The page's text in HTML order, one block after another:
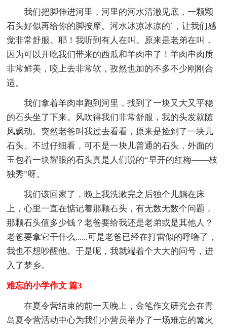
我们把脚伸进河里，河里的河水清澈见底，一颗颗
石头好似再给你的脚按摩。河水冰凉冰凉的`，让我们感
觉非常舒服。耶！我听到有人在叫。原来是老弟在叫，
因为可以开吃我们带来的西瓜和羊肉串了！羊肉串肉质
非常鲜美，咬上去非常软，孜然也加的不多不少刚刚合
适。
我们拿着羊肉串跑到河里，找到了一块又大又平稳
的石头坐了下来。风吹得我们非常舒服，我的头发就随
风飘动。突然老爸叫我过去看看，原来是捡到了一块儿
石头。不过仔细看，可不是一块儿普通的石头，外面的
玉包着一块耀眼的石头真是人们说的“早开的红梅——枝
独秀”呀。
我们该回家了，晚上我洗漱完之后独个儿躺在床
上，心里一直在惦记着那颗石头，有无数无数个问题，
那颗石头值多少钱？老爸要给我还是老弟或是其他人？
老爸要拿它干什么......可是老爸已经在打雷似的呼噜了，
我也不想吵醒他。于是呢，我就端着个大大的问号，进
入了梦乡。
难忘的小学作文 篇3
在夏令营结束的前一天晚上，金笔作文研究会在青
岛夏令营活动中心为我们小营员举办了一场难忘的篝火